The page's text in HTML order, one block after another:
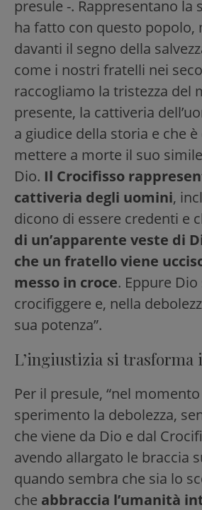
presule -. Rappresentano la
ha fatto con questo popolo,
davanti il segno della
come i nostri fratelli nei
raccogliamo la tristezza del
presente, la cattiveria
a giudice della storia e che è
mettere a morte il suo
Dio. Il Crocifisso
cattiveria degli uomini,
dicono di essere credenti e
di un’apparente veste di
che un fratello viene
messo in croce. Eppure Dio
crocifiggere e, nella
sua potenza”.
L’ingiustizia si trasforma
Per il presule, “nel
sperimento la debolezza,
che viene da Dio e dal
avendo allargato le braccia
quando sembra che sia lo
che abbraccia l’umanità